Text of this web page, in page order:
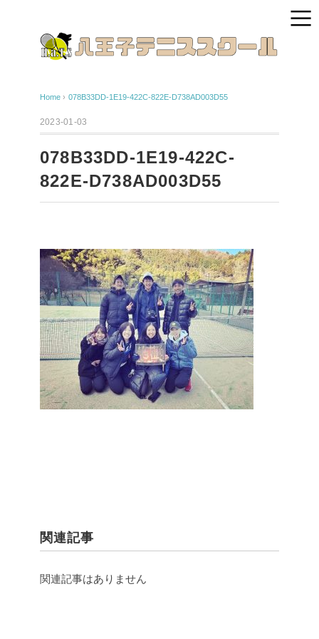
Home › 078B33DD-1E19-422C-822E-D738AD003D55
2023-01-03
078B33DD-1E19-422C-
822E-D738AD003D55
関連記事
関連記事はありません